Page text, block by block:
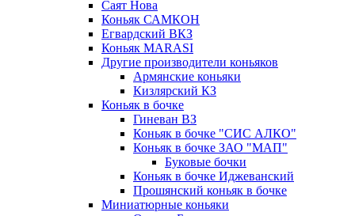
Саят Нова
Коньяк САМКОН
Егвардский ВКЗ
Коньяк MARASI
Другие производители коньяков
Армянские коньяки
Кизлярский КЗ
Коньяк в бочке
Гиневан ВЗ
Коньяк в бочке "СИС АЛКО"
Коньяк в бочке ЗАО "МАП"
Буковые бочки
Коньяк в бочке Иджеванский
Прошянский коньяк в бочке
Миниатюрные коньяки